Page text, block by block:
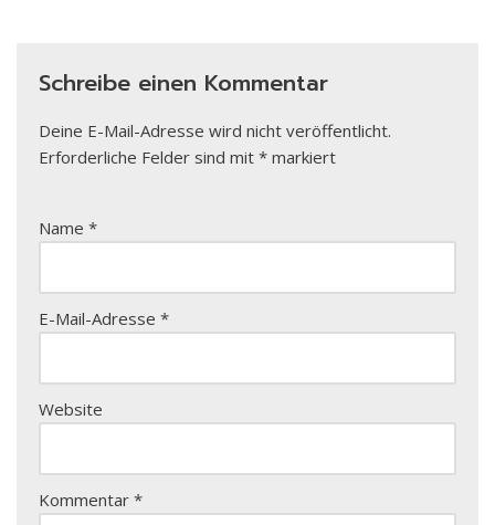
Schreibe einen Kommentar
Deine E-Mail-Adresse wird nicht veröffentlicht.
Erforderliche Felder sind mit * markiert
Name *
E-Mail-Adresse *
Website
Kommentar *